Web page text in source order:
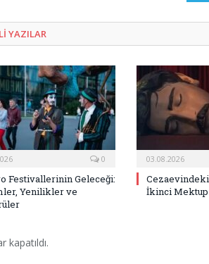
YAZILAR
0
Festivallerinin Geleceği:
Yenilikler ve
03.08.2026
Cezaevindeki
İkinci Mektup
kapatıldı.